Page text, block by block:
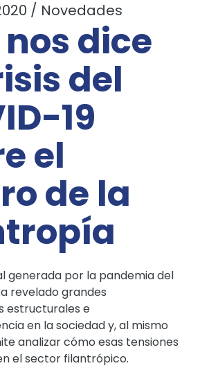
Novedades
dice
del
19
el
de la
generada por la pandemia del
revelado grandes
estructurales e
en la sociedad y, al mismo
analizar cómo esas tensiones
el sector filantrópico.